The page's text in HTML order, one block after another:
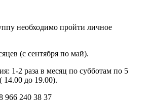
необходимо пройти личное
(с сентября по май).
1-2 раза в месяц по субботам по 5
14.00 до 19.00).
966 240 38 37